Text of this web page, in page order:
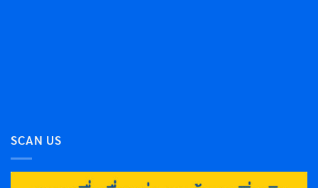
SCAN US